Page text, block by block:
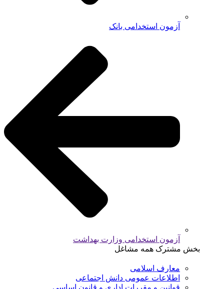
آزمون استخدامی بانک
آزمون استخدامی وزارت بهداشت
بخش مشترک همه مشاغل
معارف اسلامی
اطلاعات عمومی دانش اجتماعی
قوانین و مقررات اداری و قانون اساسی